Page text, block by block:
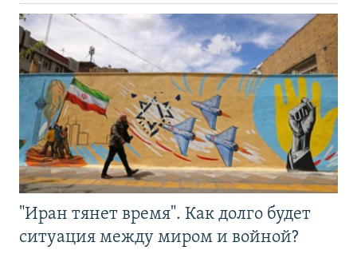
"Иран тянет время". Как долго будет
ситуация между миром и войной?